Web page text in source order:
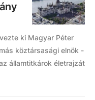
ki Magyar Péter
köztársasági elnök -
államtitkárok életrajzát